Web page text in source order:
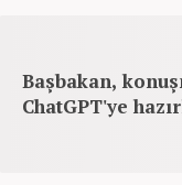
Başbakan,
ChatGPT'ye